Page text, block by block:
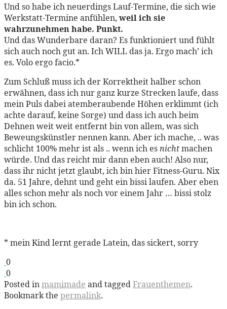
Und so habe ich neuerdings Lauf-Termine, die sich wie
Werkstatt-Termine anfühlen, weil ich sie
wahrzunehmen habe. Punkt.
Und das Wunderbare daran? Es funktioniert und fühlt
sich auch noch gut an. Ich WILL das ja. Ergo mach’ ich
es. Volo ergo facio.*
Zum Schluß muss ich der Korrektheit halber schon
erwähnen, dass ich nur ganz kurze Strecken laufe, dass
mein Puls dabei atemberaubende Höhen erklimmt (ich
achte darauf, keine Sorge) und dass ich auch beim
Dehnen weit weit entfernt bin von allem, was sich
Beweungskünstler nennen kann. Aber ich mache, .. was
schlicht 100% mehr ist als .. wenn ich esnichtmachen
würde. Und das reicht mir dann eben auch! Also nur,
dass ihr nicht jetzt glaubt, ich bin hier Fitness-Guru. Nix
da. 51 Jahre, dehnt und geht ein bissi laufen. Aber eben
alles schon mehr als noch vor einem Jahr … bissi stolz
bin ich schon.
* mein Kind lernt gerade Latein, das sickert, sorry
0
0
Posted inmamimade and taggedFrauenthemen.
Bookmark the permalink.